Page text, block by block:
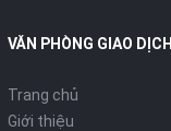
VĂN PHÒNG GIAO DỊCH
Trang chủ
Giới thiệu